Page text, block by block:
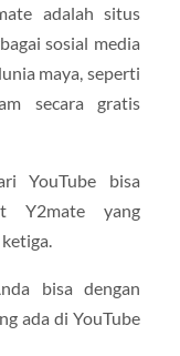
adalah situs
sosial media
maya, seperti
secara gratis
YouTube bisa
Y2mate yang
bisa dengan
ada di YouTube